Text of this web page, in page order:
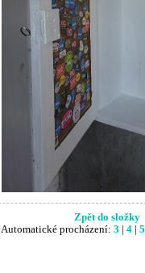
Zpět do složky
Automatické procházení: 3 4 5